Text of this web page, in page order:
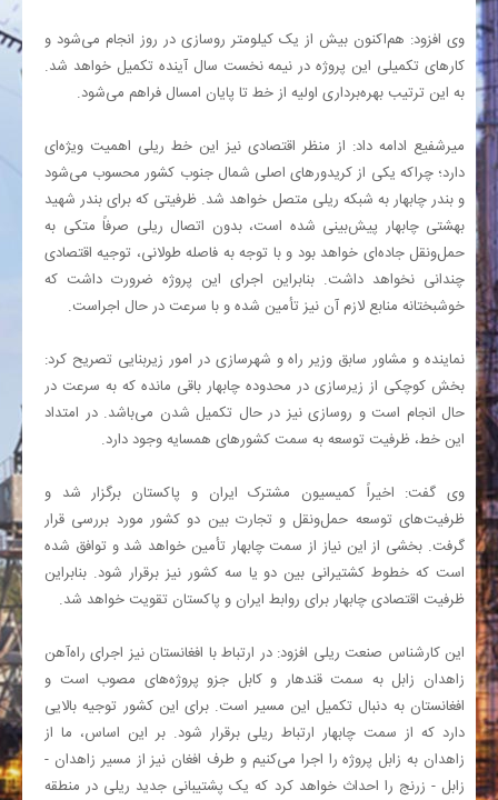
وی افزود: هم‌اکنون بیش از یک کیلومتر روسازی در روز انجام می‌شود و
کارهای تکمیلی این پروژه در نیمه نخست سال آینده تکمیل خواهد شد.
به این ترتیب بهره‌برداری اولیه از خط تا پایان امسال فراهم می‌شود.
میرشفیع ادامه داد: از منظر اقتصادی نیز این خط ریلی اهمیت ویژه‌ای
دارد؛ چراکه یکی از کریدورهای اصلی شمال جنوب کشور محسوب می‌شود
و بندر چابهار به شبکه ریلی متصل خواهد شد. ظرفیتی که برای بندر شهید
بهشتی چابهار پیش‌بینی شده است، بدون اتصال ریلی صرفاً متکی به
حمل‌ونقل جاده‌ای خواهد بود و با توجه به فاصله طولانی، توجیه اقتصادی
چندانی نخواهد داشت. بنابراین اجرای این پروژه ضرورت داشت که
خوشبختانه منابع لازم آن نیز تأمین شده و با سرعت در حال اجراست.
نماینده و مشاور سابق وزیر راه و شهرسازی در امور زیربنایی تصریح کرد:
بخش کوچکی از زیرسازی در محدوده چابهار باقی مانده که به سرعت در
حال انجام است و روسازی نیز در حال تکمیل شدن می‌باشد. در امتداد
این خط، ظرفیت توسعه به سمت کشورهای همسایه وجود دارد.
وی گفت: اخیراً کمیسیون مشترک ایران و پاکستان برگزار شد و
ظرفیت‌های توسعه حمل‌ونقل و تجارت بین دو کشور مورد بررسی قرار
گرفت. بخشی از این نیاز از سمت چابهار تأمین خواهد شد و توافق شده
است که خطوط کشتیرانی بین دو یا سه کشور نیز برقرار شود. بنابراین
ظرفیت اقتصادی چابهار برای روابط ایران و پاکستان تقویت خواهد شد.
این کارشناس صنعت ریلی افزود: در ارتباط با افغانستان نیز اجرای راه‌آهن
زاهدان زابل به سمت قندهار و کابل جزو پروژه‌های مصوب است و
افغانستان به دنبال تکمیل این مسیر است. برای این کشور توجیه بالایی
دارد که از سمت چابهار ارتباط ریلی برقرار شود. بر این اساس، ما از
زاهدان به زابل پروژه را اجرا می‌کنیم و طرف افغان نیز از مسیر زاهدان -
زابل - زرنج را احداث خواهد کرد که یک پشتیبانی جدید ریلی در منطقه